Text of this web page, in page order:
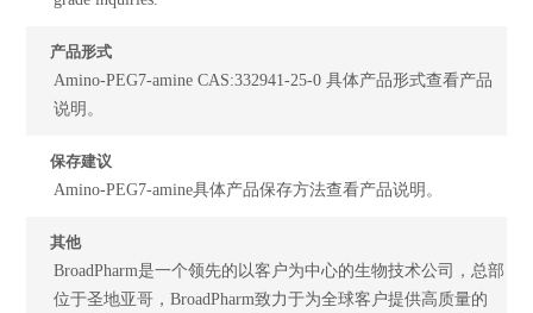
产品形式
Amino-PEG7-amine CAS:332941-25-0 具体产品形式查看产品
说明。
保存建议
Amino-PEG7-amine具体产品保存方法查看产品说明。
其他
BroadPharm是一个领先的以客户为中心的生物技术公司，总部
位于圣地亚哥，BroadPharm致力于为全球客户提供高质量的